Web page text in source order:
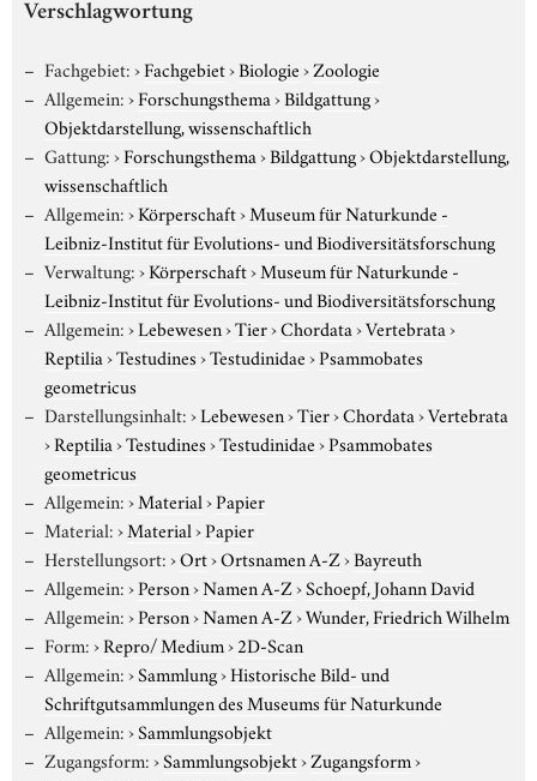
Verschlagwortung
Fachgebiet:›Fachgebiet›Biologie›Zoologie
Allgemein:›Forschungsthema›Bildgattung›
Objektdarstellung, wissenschaftlich
Gattung:›Forschungsthema›Bildgattung›Objektdarstellung,
wissenschaftlich
Allgemein:›Körperschaft›Museum für Naturkunde -
Leibniz-Institut für Evolutions- und Biodiversitätsforschung
Verwaltung:›Körperschaft›Museum für Naturkunde -
Leibniz-Institut für Evolutions- und Biodiversitätsforschung
Allgemein:›Lebewesen›Tier›Chordata›Vertebrata›
Reptilia›Testudines›Testudinidae›Psammobates
geometricus
Darstellungsinhalt:›Lebewesen›Tier›Chordata›Vertebrata
›Reptilia›Testudines›Testudinidae›Psammobates
geometricus
Allgemein:›Material›Papier
Material:›Material›Papier
Herstellungsort:›Ort›Ortsnamen A-Z›Bayreuth
Allgemein:›Person›Namen A-Z›Schoepf, Johann David
Allgemein:›Person›Namen A-Z›Wunder, Friedrich Wilhelm
Form:›Repro/ Medium›2D-Scan
Allgemein:›Sammlung›Historische Bild- und
Schriftgutsammlungen des Museums für Naturkunde
Allgemein:›Sammlungsobjekt
Zugangsform:›Sammlungsobjekt›Zugangsform›